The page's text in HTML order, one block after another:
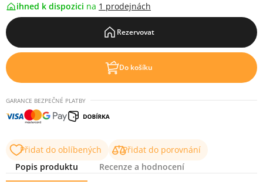
ihned k dispozici na 1 prodejnách
Rezervovat
Do košíku
GARANCE BEZPEČNÉ PLATBY
Přidat do oblíbených
Přidat do porovnání
Popis produktu
Recenze a hodnocení